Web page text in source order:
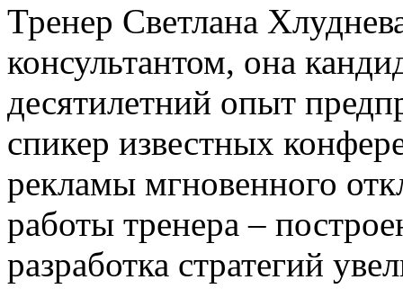
Тренер Светлана
консультантом, она
десятилетний опыт
спикер известных
рекламы мгновенного
работы тренера –
разработка стратегий